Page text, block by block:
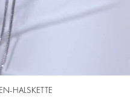
HALSKETTE